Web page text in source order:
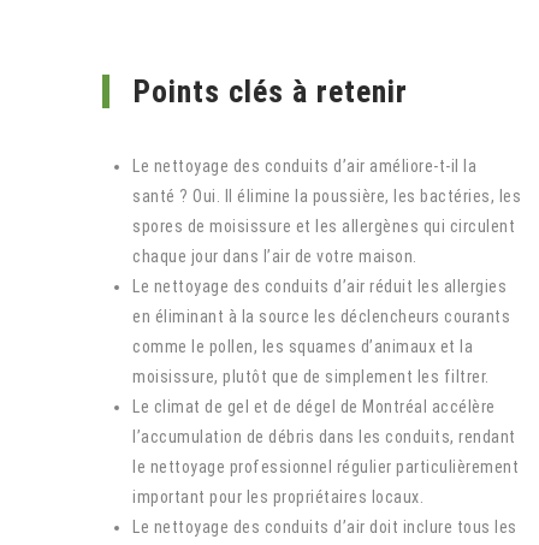
Points clés à retenir
Le nettoyage des conduits d’air améliore-t-il la
santé ? Oui. Il élimine la poussière, les bactéries, les
spores de moisissure et les allergènes qui circulent
chaque jour dans l’air de votre maison.
Le nettoyage des conduits d’air réduit les allergies
en éliminant à la source les déclencheurs courants
comme le pollen, les squames d’animaux et la
moisissure, plutôt que de simplement les filtrer.
Le climat de gel et de dégel de Montréal accélère
l’accumulation de débris dans les conduits, rendant
le nettoyage professionnel régulier particulièrement
important pour les propriétaires locaux.
Le nettoyage des conduits d’air doit inclure tous les